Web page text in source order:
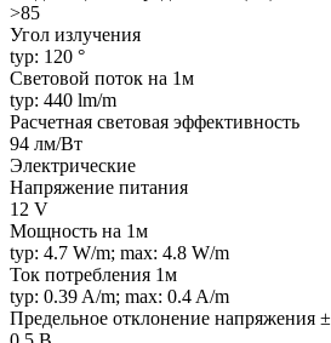
>85
Угол излучения
typ: 120 °
Световой поток на 1м
typ: 440 lm/m
Расчетная световая эффективность
94 лм/Вт
Электрические
Напряжение питания
12 V
Мощность на 1м
typ: 4.7 W/m; max: 4.8 W/m
Ток потребления 1м
typ: 0.39 A/m; max: 0.4 A/m
Предельное отклонение напряжения ±